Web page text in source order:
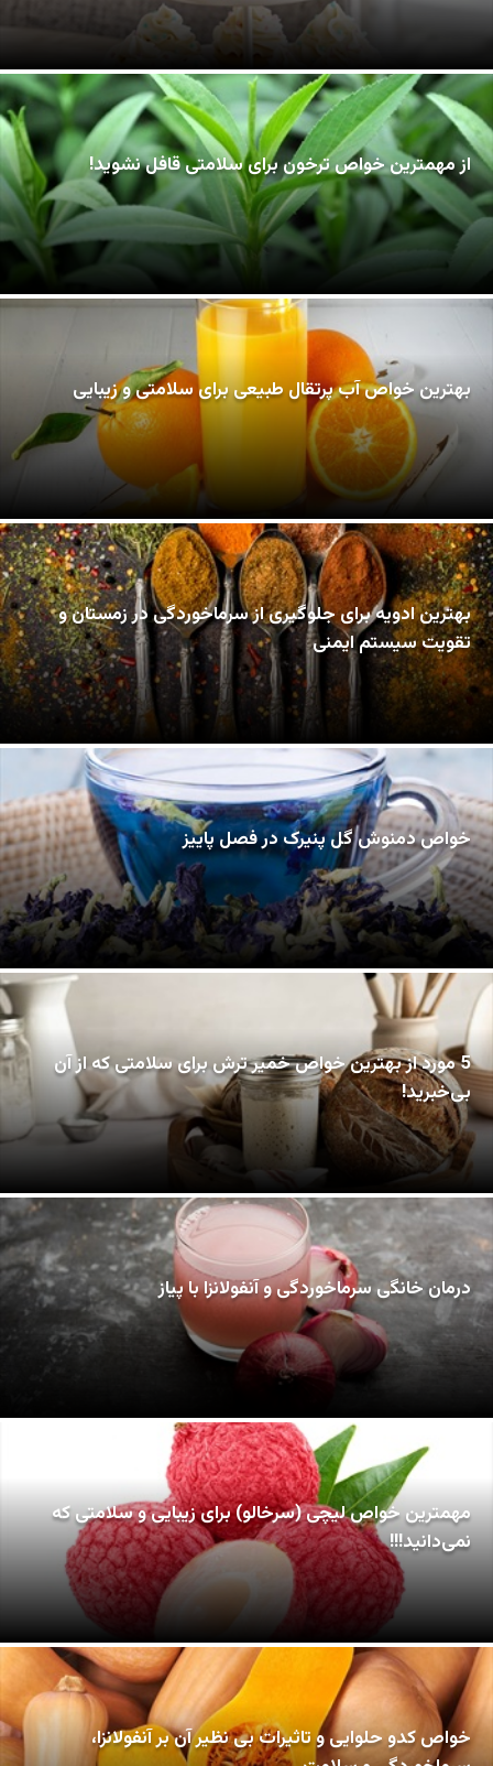
از مهمترین خواص ترخون برای سلامتی قافل نشوید!
بهترین خواص آب پرتقال طبیعی برای سلامتی و زیبایی
بهترین ادویه برای جلوگیری از سرماخوردگی در زمستان و
تقویت سیستم ایمنی
خواص دمنوش گل پنیرک در فصل پاییز
5 مورد از بهترین خواص خمیر ترش برای سلامتی که از آن
بی‌خبرید!
درمان خانگی سرماخوردگی و آنفولانزا با پیاز
مهمترین خواص لیچی (سرخالو) برای زیبایی و سلامتی که
نمی‌دانید!!!
خواص کدو حلوایی و تاثیرات بی نظیر آن بر آنفولانزا،